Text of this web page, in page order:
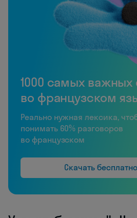
1000 самых важных
во французском
Реально нужная лексика,
понимать 60% разговоров
во французском
Скачать бесплатно